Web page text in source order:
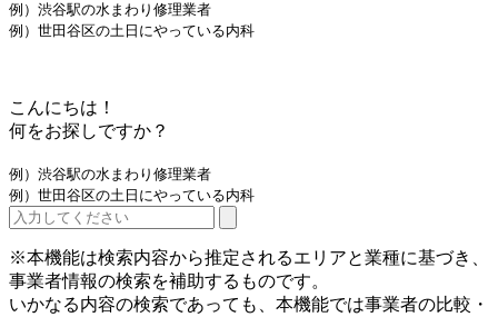
例）渋谷駅の水まわり修理業者
例）世田谷区の土日にやっている内科
こんにちは！
何をお探しですか？
例）渋谷駅の水まわり修理業者
例）世田谷区の土日にやっている内科
※本機能は検索内容から推定されるエリアと業種に基づき、
事業者情報の検索を補助するものです。
いかなる内容の検索であっても、本機能では事業者の比較・